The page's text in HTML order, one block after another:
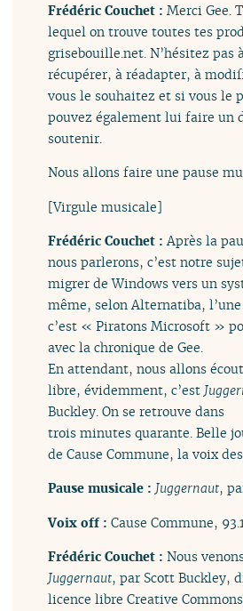
Frédéric Couchet :Merci Gee.
lequel on trouve toutes tes
grisebouille.net. N’hésitez pas
récupérer, à réadapter, à
vous le souhaitez et si vous le
pouvez également lui faire un
soutenir.
Nous allons faire une pause
[Virgule musicale]
Frédéric Couchet :Après la
nous parlerons, c’est notre
migrer de Windows vers un
même, selon Alternatiba,
c’est « Piratons Microsoft »
avec la chronique de Gee.
En attendant, nous allons
libre, évidemment, c’est
Buckley. On se retrouve dans
trois minutes quarante. Belle
de Cause Commune, la voix
Pause musicale : Juggernaut,
Voix off :Cause Commune,
Frédéric Couchet :Nous
Juggernaut, par Scott Buckley,
licence libre Creative